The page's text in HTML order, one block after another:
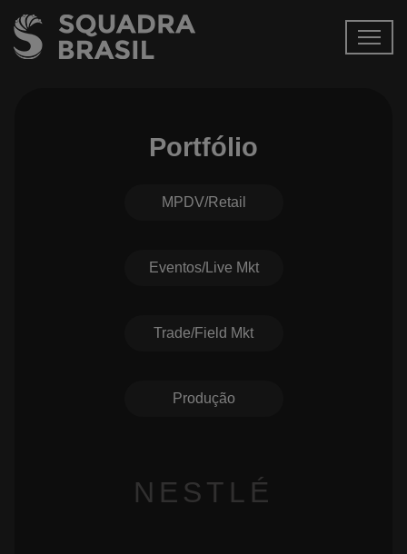
Portfólio
MPDV/Retail
Eventos/Live Mkt
Trade/Field Mkt
Produção
NESTLÉ